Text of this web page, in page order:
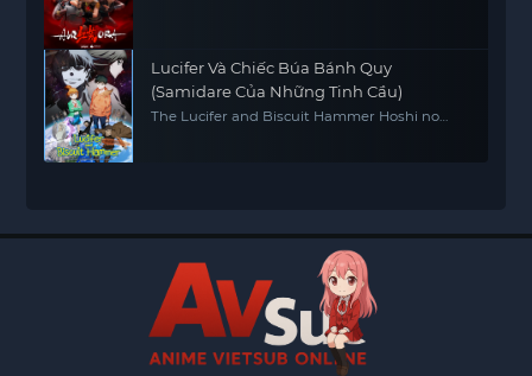
Lucifer Và Chiếc Búa Bánh Quy
(Samidare Của Những Tinh Cầu)
The Lucifer and Biscuit Hammer Hoshi no